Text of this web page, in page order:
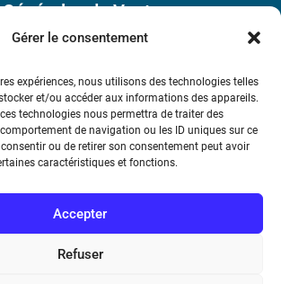
Gérer le consentement
expériences, nous utilisons des technologies telles
et/ou accéder aux informations des appareils.
technologies nous permettra de traiter des
de navigation ou les ID uniques sur ce
ou de retirer son consentement peut avoir
caractéristiques et fonctions.
Accepter
Refuser
de Vente